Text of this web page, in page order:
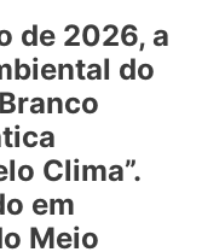
de 2026, a
do
Clima”.
em
Meio